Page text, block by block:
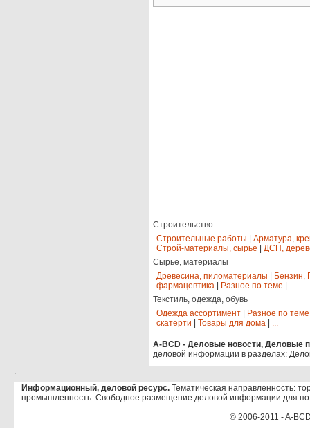
Строительство
Строительные работы
Арматура,
Строй-материалы, сырье
ДСП,
Сырье, материалы
Древесина, пиломатериалы
Бензин,
фармацевтика
Разное по теме
...
Текстиль, одежда, обувь
Одежда ассортимент
Разное по теме
скатерти
Товары для дома ...
A-BCD - Деловые новости, Деловые
деловой информации в разделах:
.
Информационный, деловой ресурс. Тематическая направленность:
промышленность. Свободное размещение деловой информации для
© 2006-2011 - A-